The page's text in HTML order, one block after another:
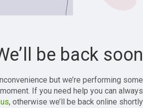
be back soon!
but we’re performing some
If you need help you can always
, otherwise we’ll be back online shortly!